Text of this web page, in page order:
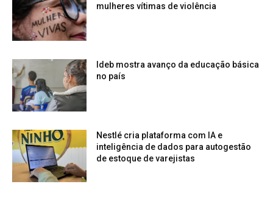
mulheres vítimas de violência
Ideb mostra avanço da educação básica
no país
Nestlé cria plataforma com IA e
inteligência de dados para autogestão
de estoque de varejistas